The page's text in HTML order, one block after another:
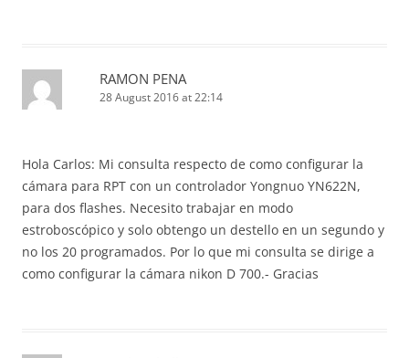
RAMON PENA
28 August 2016 at 22:14
Hola Carlos: Mi consulta respecto de como configurar la
cámara para RPT con un controlador Yongnuo YN622N,
para dos flashes. Necesito trabajar en modo
estroboscópico y solo obtengo un destello en un segundo y
no los 20 programados. Por lo que mi consulta se dirige a
como configurar la cámara nikon D 700.- Gracias